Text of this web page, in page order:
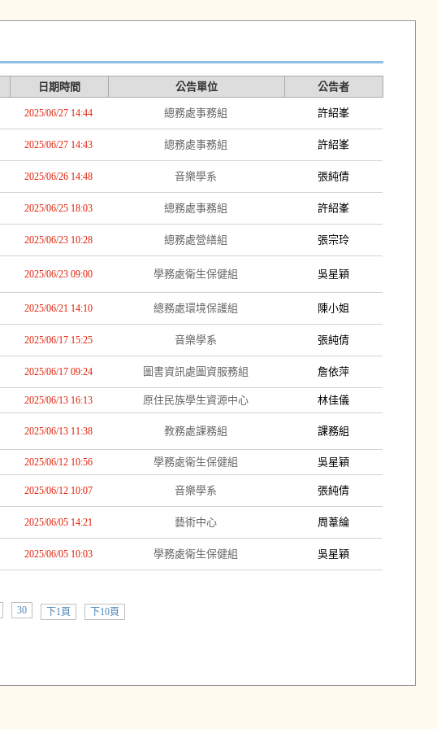
日期時間 公告單位 公告者
2025/06/27 14:44 總務處事務組 許紹峯
2025/06/27 14:43 總務處事務組 許紹峯
2025/06/26 14:48 音樂學系 張純倩
2025/06/25 18:03 總務處事務組 許紹峯
2025/06/23 10:28 總務處營繕組 張宗玲
2025/06/23 09:00 學務處衛生保健組 吳星穎
2025/06/21 14:10 總務處環境保護組 陳小姐
2025/06/17 15:25 音樂學系 張純倩
2025/06/17 09:24 圖書資訊處圖資服務組 詹依萍
2025/06/13 16:13 原住民族學生資源中心 林佳儀
2025/06/13 11:38 教務處課務組 課務組
2025/06/12 10:56 學務處衛生保健組 吳星穎
2025/06/12 10:07 音樂學系 張純倩
2025/06/05 14:21 藝術中心 周葦綸
2025/06/05 10:03 學務處衛生保健組 吳星穎
30 下1頁 下10頁